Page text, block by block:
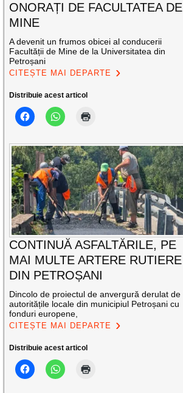
ONORAȚI DE FACULTATEA DE
MINE
A devenit un frumos obicei al conducerii
Facultății de Mine de la Universitatea din
Petroșani
CITEȘTE MAI DEPARTE
Distribuie acest articol
CONTINUĂ ASFALTĂRILE, PE
MAI MULTE ARTERE RUTIERE
DIN PETROȘANI
Dincolo de proiectul de anvergură derulat de
autoritățile locale din municipiul Petroșani cu
fonduri europene,
CITEȘTE MAI DEPARTE
Distribuie acest articol